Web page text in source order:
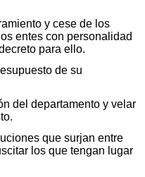
y cese de los
entes con personalidad
para ello.
de su
del departamento y velar
que surjan entre
los que tengan lugar